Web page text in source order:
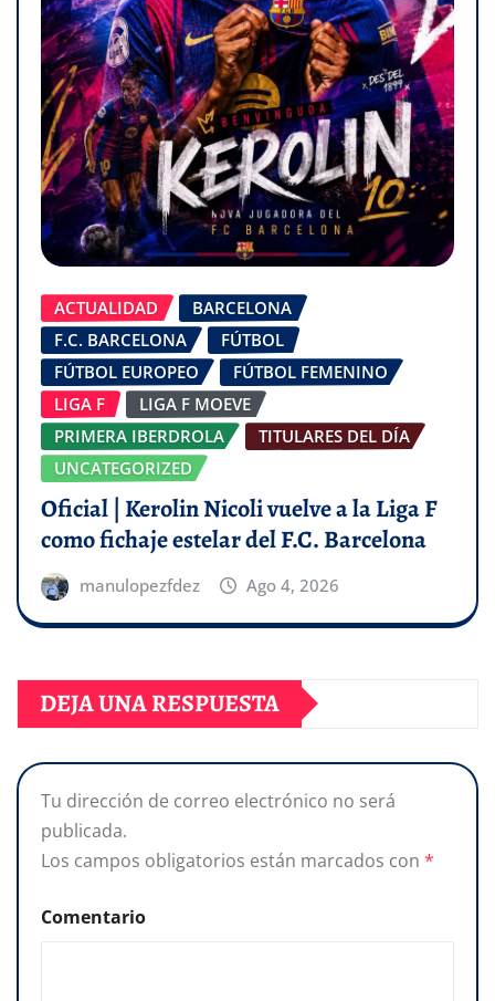
ACTUALIDAD
BARCELONA
F.C. BARCELONA
FÚTBOL
FÚTBOL EUROPEO
FÚTBOL FEMENINO
LIGA F
LIGA F MOEVE
PRIMERA IBERDROLA
TITULARES DEL DÍA
UNCATEGORIZED
Oficial | Kerolin Nicoli vuelve a la Liga F
como fichaje estelar del F.C. Barcelona
manulopezfdez Ago 4, 2026
DEJA UNA RESPUESTA
Tu dirección de correo electrónico no será
publicada.
Los campos obligatorios están marcados con *
Comentario